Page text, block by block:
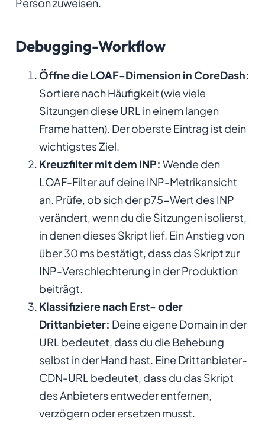
Debugging-Workflow
Öffne die LOAF-Dimension in CoreDash:
Sortiere nach Häufigkeit (wie viele
Sitzungen diese URL in einem langen
Frame hatten). Der oberste Eintrag ist dein
wichtigstes Ziel.
Kreuzfilter mit dem INP: Wende den
LOAF-Filter auf deine INP-Metrikansicht
an. Prüfe, ob sich der p75-Wert des INP
verändert, wenn du die Sitzungen isolierst,
in denen dieses Skript lief. Ein Anstieg von
über 30 ms bestätigt, dass das Skript zur
INP-Verschlechterung in der Produktion
beiträgt.
Klassifiziere nach Erst- oder
Drittanbieter: Deine eigene Domain in der
URL bedeutet, dass du die Behebung
selbst in der Hand hast. Eine Drittanbieter-
CDN-URL bedeutet, dass du das Skript
des Anbieters entweder entfernen,
verzögern oder ersetzen musst.